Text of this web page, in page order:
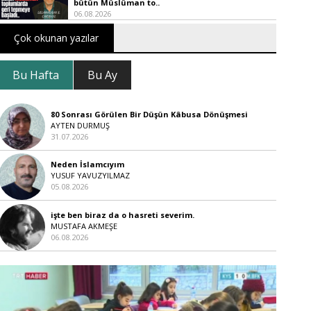
bütün Müslüman to..
06.08.2026
Çok okunan yazılar
Bu Hafta Bu Ay
80 Sonrası Görülen Bir Düşün Kâbusa Dönüşmesi
AYTEN DURMUŞ
31.07.2026
Neden İslamcıyım
YUSUF YAVUZYILMAZ
05.08.2026
işte ben biraz da o hasreti severim.
MUSTAFA AKMEŞE
06.08.2026